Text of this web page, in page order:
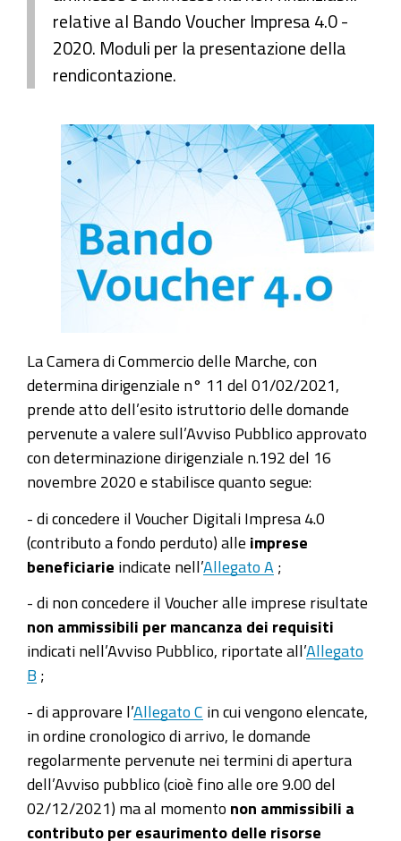
relative al Bando Voucher Impresa 4.0 -
2020. Moduli per la presentazione della
rendicontazione.
La Camera di Commercio delle Marche, con
determina dirigenziale n° 11 del 01/02/2021,
prende atto dell’esito istruttorio delle domande
pervenute a valere sull’Avviso Pubblico approvato
con determinazione dirigenziale n.192 del 16
novembre 2020 e stabilisce quanto segue:
- di concedere il Voucher Digitali Impresa 4.0
(contributo a fondo perduto) alle imprese
beneficiarie indicate nell’Allegato A ;
- di non concedere il Voucher alle imprese risultate
non ammissibili per mancanza dei requisiti
indicati nell’Avviso Pubblico, riportate all’Allegato
B ;
- di approvare l’Allegato C in cui vengono elencate
in ordine cronologico di arrivo, le domande
regolarmente pervenute nei termini di apertura
dell’Avviso pubblico (cioè fino alle ore 9.00 del
02/12/2021) ma al momento non ammissibili a
contributo per esaurimento delle risorse